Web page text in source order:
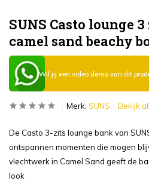
SUNS Casto lounge
camel sand beachy
Wil jij een video demo van dit
Merk: SUNS Bekijk
De Casto 3-zits lounge bank van
ontspannen momenten die mogen
vlechtwerk in Camel Sand geeft de
look